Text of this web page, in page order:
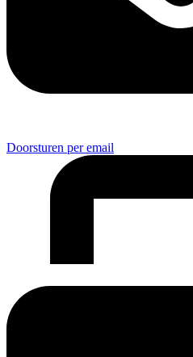
Doorsturen per email